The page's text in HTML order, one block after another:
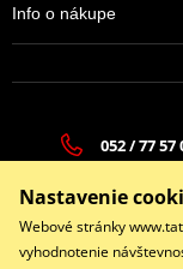
Info o nákupe
052 / 77 57
Po - Pia
Nastavenie
Webové stránky
vyhodnotenie